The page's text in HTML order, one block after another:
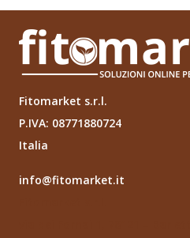
Fitomarket s.r.l.
P.IVA: 08771880724
Italia
info@fitomarket.it